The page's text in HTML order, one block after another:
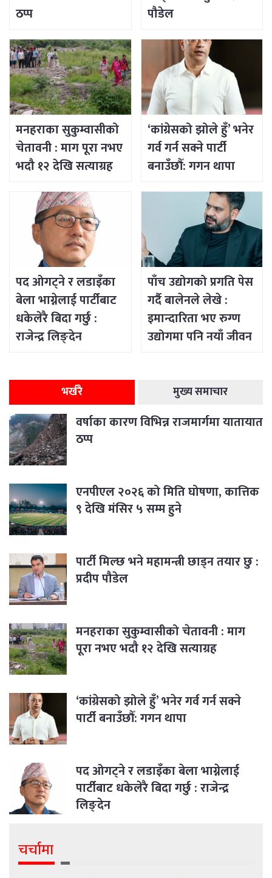
ठप्प
पौडेल
मनहराका सुकुम्वासीको
चेतावनी : माग पूरा नभए
भदौ १२ देखि सत्याग्रह
‘कांग्रेसको झोले हुँ’ भनेर
गर्व गर्न सक्ने पार्टी
बनाउँछौँ: गगन थापा
पद ओगट्ने र लडाइँका
बेला भाग्नेलाई पार्टीबाट
धकेलेरै बिदा गर्छु :
राजेन्द्र लिङ्देन
पाँच उद्योगको प्रगति पेस
गर्दै बालेनले लेखे :
इमान्दारिता भए रुग्ण
उद्योगमा पनि नयाँ जीवन
भर्खरै मुख्य समाचार
वर्षाका कारण विभिन्न राजमार्गमा यातायात
ठप्प
एनपीएल २०२६ को मिति घोषणा, कात्तिक
९ देखि मंसिर ५ सम्म हुने
पार्टी मिल्छ भने महामन्त्री छाड्न तयार छु :
प्रदीप पौडेल
मनहराका सुकुम्वासीको चेतावनी : माग
पूरा नभए भदौ १२ देखि सत्याग्रह
‘कांग्रेसको झोले हुँ’ भनेर गर्व गर्न सक्ने
पार्टी बनाउँछौँ: गगन थापा
पद ओगट्ने र लडाइँका बेला भाग्नेलाई
पार्टीबाट धकेलेरै बिदा गर्छु : राजेन्द्र
लिङ्देन
चर्चामा